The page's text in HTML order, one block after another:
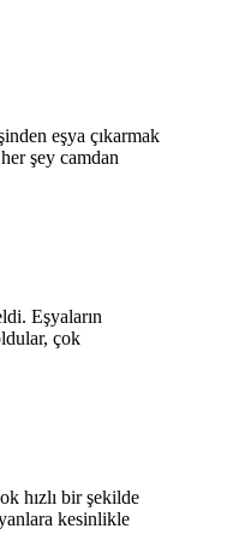
eşya çıkarmak
şey camdan
Eşyaların
çok
hızlı bir şekilde
kesinlikle